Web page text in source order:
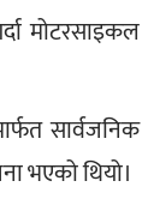
मोटरसाइकल
सार्वजनिक
भएको थियो।